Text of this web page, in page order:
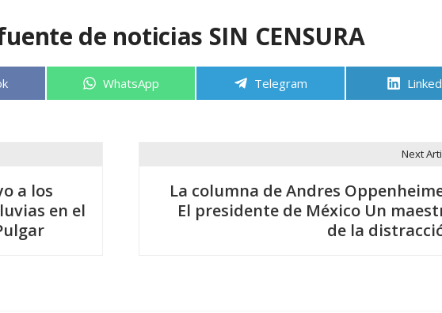
de noticias SIN CENSURA
Compartir
WhatsApp Compartir
Telegram
a los
en el
Next
La columna de Andres
El presidente de México Un
de la